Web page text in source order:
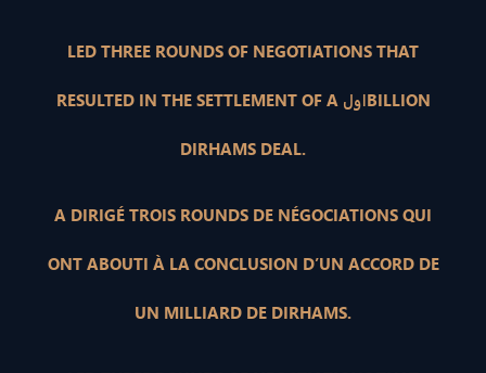
LED THREE ROUNDS OF NEGOTIATIONS THAT
RESULTED IN THE SETTLEMENT OF A اولBILLION
DIRHAMS DEAL.
A DIRIGÉ TROIS ROUNDS DE NÉGOCIATIONS QUI
ONT ABOUTI À LA CONCLUSION D’UN ACCORD DE
UN MILLIARD DE DIRHAMS.